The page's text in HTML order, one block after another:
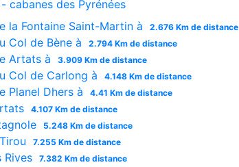
cabanes des Pyrénées
la Fontaine Saint-Martin à
2.676 Km de distance
Col de Bène à 2.794 Km de distance
Artats à 3.909 Km de distance
Col de Carlong à 4.148 Km de distance
Planel Dhers à 4.41 Km de distance
4.107 Km de distance
5.248 Km de distance
7.255 Km de distance
Rives 7.382 Km de distance